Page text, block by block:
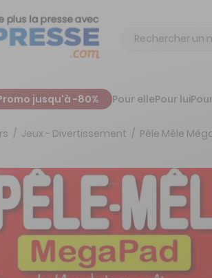
Chercher
jusqu'à -80% Pour ellePour lui
Jeux - Divertissement Pêle Mêle